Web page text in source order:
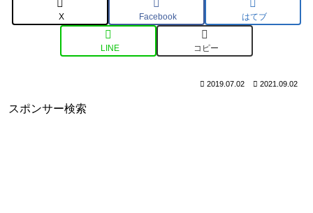
X Facebook はてブ
LINE コピー
2019.07.02 2021.09.02
スポンサー検索